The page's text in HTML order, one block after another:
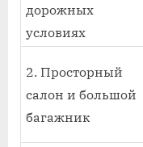
дорожных
условиях
2. Просторный
салон и большой
багажник